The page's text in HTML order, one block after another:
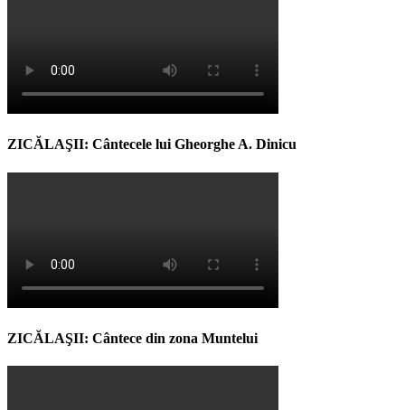
ZICĂLAŞII: Cântecele lui Gheorghe A. Dinicu
ZICĂLAŞII: Cântece din zona Muntelui